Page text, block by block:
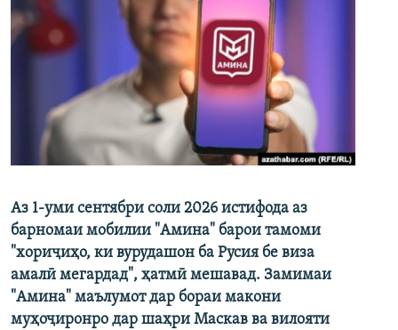
Аз 1-уми сентябри соли 2026 истифода аз
барномаи мобилии "Амина" барои тамоми
"хориҷиҳо, ки вурудашон ба Русия бе виза
амалӣ мегардад", ҳатмӣ мешавад. Замимаи
"Амина" маълумот дар бораи макони
муҳоҷиронро дар шаҳри Маскав ва вилояти